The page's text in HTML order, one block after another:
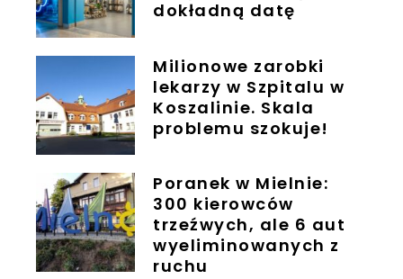
dokładną datę
Milionowe zarobki
lekarzy w Szpitalu w
Koszalinie. Skala
problemu szokuje!
Poranek w Mielnie:
300 kierowców
trzeźwych, ale 6 aut
wyeliminowanych z
ruchu